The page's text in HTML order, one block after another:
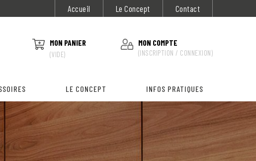
Accueil Le Concept Contact
MON PANIER
(VIDE)
MON COMPTE
(INSCRIPTION / CONNEXION)
LE CONCEPT INFOS PRATIQUES